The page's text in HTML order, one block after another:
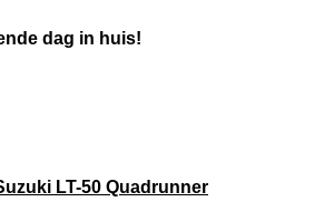
dag in huis!
LT-50 Quadrunner